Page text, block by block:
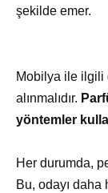
şekilde emer.
Mobilya ile ilgili
alınmalıdır.
yöntemler
Her durumda,
Bu, odayı daha